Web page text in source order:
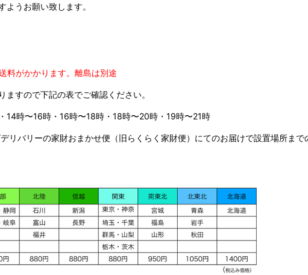
うお願い致します。
がかかります。 離島は別途
ますので下記の表でご確認ください。
14時〜16時・16時〜18時・18時〜20時・19時〜21時
リバリーの家財おまかせ便（旧らくらく家財便）にてのお届けで設置場所まで